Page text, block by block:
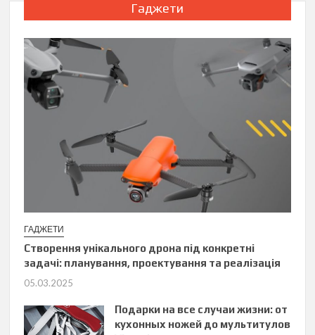
Гаджети
ГАДЖЕТИ
Створення унікального дрона під конкретні
задачі: планування, проектування та реалізація
05.03.2025
Подарки на все случаи жизни: от
кухонных ножей до мультитулов